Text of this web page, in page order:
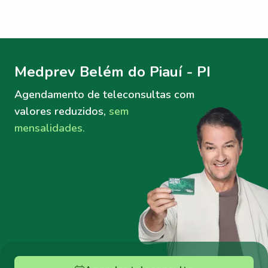
Medprev Belém do Piauí - PI
Agendamento de teleconsultas com
valores reduzidos, sem
mensalidades.